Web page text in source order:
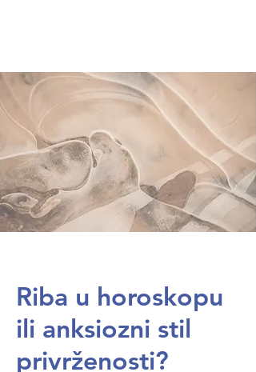
Riba u horoskopu
ili anksiozni stil
privrženosti?